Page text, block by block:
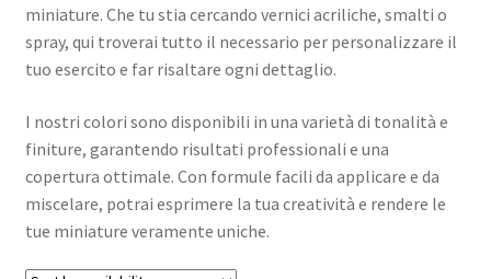
miniature. Che tu stia cercando vernici acriliche, smalti o
spray, qui troverai tutto il necessario per personalizzare il
tuo esercito e far risaltare ogni dettaglio.
I nostri colori sono disponibili in una varietà di tonalità e
finiture, garantendo risultati professionali e una
copertura ottimale. Con formule facili da applicare e da
miscelare, potrai esprimere la tua creatività e rendere le
tue miniature veramente uniche.